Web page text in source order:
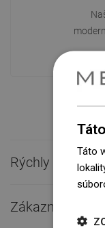
Rýchly kontakt
Zákaznícky
Táto